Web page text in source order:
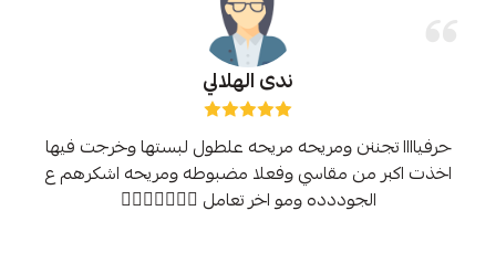
ندى الهلالي
حرفياااا تجننن ومريحه مريحه علطول لبستها وخرجت فيها
اخذت اكبر من مقاسي وفعلا مضبوطه ومريحه اشكرهم ع
الجوددده ومو اخر تعامل 👍🏻👍🏻👍🏻😊